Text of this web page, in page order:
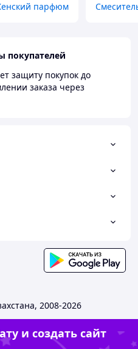
парфюм
покупателей
защиту покупок до
заказа через
2008-2026
и создать сайт